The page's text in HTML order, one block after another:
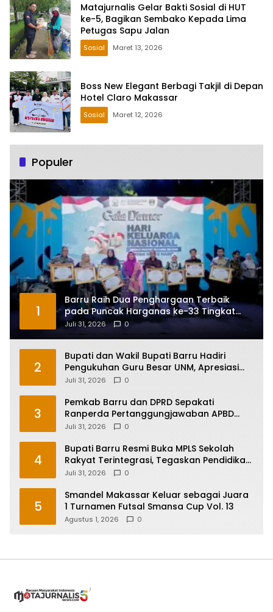
Matajurnalis Gelar Bakti Sosial di HUT
ke-5, Bagikan Sembako Kepada Lima
Petugas Sapu Jalan
Sosial Maret 13, 2026
Boss New Elegant Berbagi Takjil di Depan
Hotel Claro Makassar
Sosial Maret 12, 2026
Populer
1
Barru Raih Dua Penghargaan Terbaik
pada Puncak Harganas ke-33 Tingkat
Sulawesi Selatan
Juli 31, 2026 0
2
Bupati dan Wakil Bupati Barru Hadiri
Pengukuhan Guru Besar UNM, Apresiasi
Capaian Prof. Kamaruddin Hasan
Juli 31, 2026 0
3
Pemkab Barru dan DPRD Sepakati
Ranperda Pertanggungjawaban APBD
2025, Perkuat Komitmen Tata Kelola dan
Juli 31, 2026 0
4
Bupati Barru Resmi Buka MPLS Sekolah
Rakyat Terintegrasi, Tegaskan Pendidikan
Kunci Masa Depan Generasi
Juli 31, 2026 0
5
Smandel Makassar Keluar sebagai Juara
1 Turnamen Futsal Smansa Cup Vol. 13
Agustus 1, 2026 0